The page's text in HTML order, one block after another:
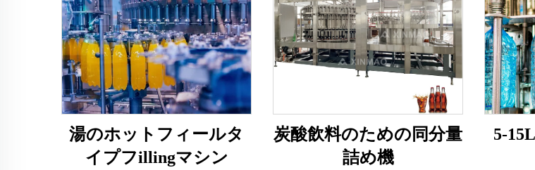
湯のホットフィールタ
イプフillingマシン
炭酸飲料のための同分量
詰め機
5-